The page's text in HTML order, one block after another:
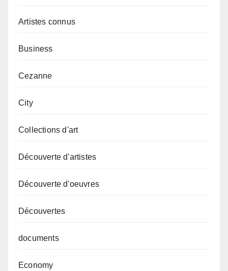
Artistes connus
Business
Cezanne
City
Collections d'art
Découverte d'artistes
Découverte d'oeuvres
Découvertes
documents
Economy